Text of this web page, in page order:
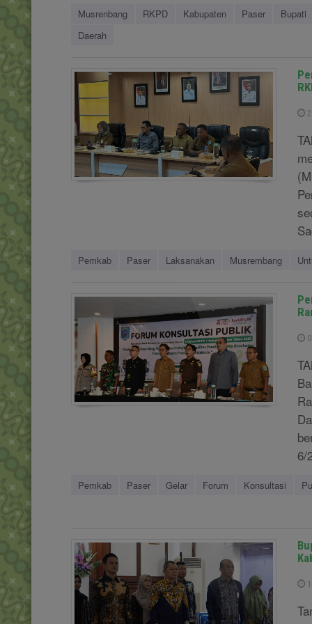
Musrenbang RKPD Kabupaten Paser Bupati
Daerah
Pemkab Paser Laksanakan Musrembang
6/
Pemkab Paser Gelar Forum Konsultasi